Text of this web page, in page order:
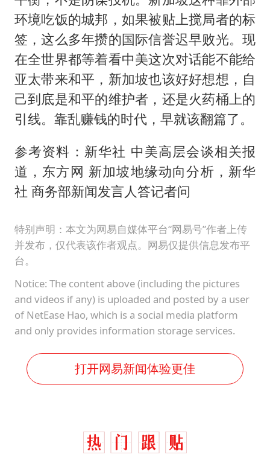
环境吃饭的城邦，如果被贴上搅局者的标
签，这么多年攒的国际信誉迟早败光。现
在全世界都等着看中美这次对话能不能给
亚太带来和平，新加坡也该好好想想，自
己到底是和平的维护者，还是火药桶上的
引线。靠乱赚钱的时代，早就该翻篇了。
参考资料：新华社 中美高层会谈相关报
道，东方网 新加坡地缘动向分析，新华
社 商务部新闻发言人答记者问
特别声明：本文为网易自媒体平台“网易号”作者上传
并发布，仅代表该作者观点。网易仅提供信息发布平
台。
Notice: The content above (including the pictures
and videos if any) is uploaded and posted by a user
of NetEase Hao, which is a social media platform
and only provides information storage services.
打开网易新闻体验更佳